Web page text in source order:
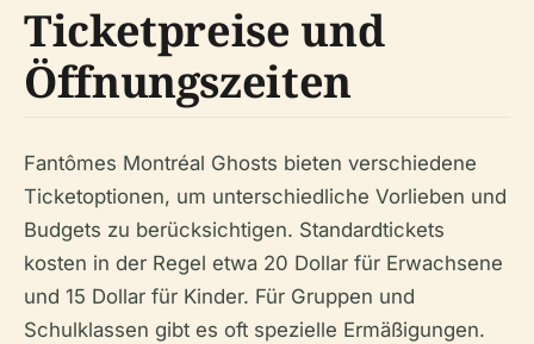
Ticketpreise und
Öffnungszeiten
Fantômes Montréal Ghosts bieten verschiedene
Ticketoptionen, um unterschiedliche Vorlieben und
Budgets zu berücksichtigen. Standardtickets
kosten in der Regel etwa 20 Dollar für Erwachsene
und 15 Dollar für Kinder. Für Gruppen und
Schulklassen gibt es oft spezielle Ermäßigungen.